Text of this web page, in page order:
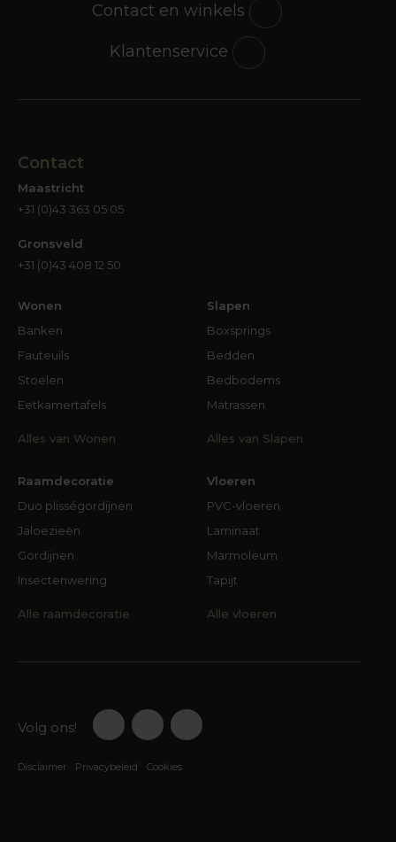
Contact en winkels
Klantenservice
Contact
Maastricht
+31 (0)43 363 05 05
Gronsveld
+31 (0)43 408 12 50
Wonen
Banken
Fauteuils
Stoelen
Eetkamertafels
Alles van Wonen
Slapen
Boxsprings
Bedden
Bedbodems
Matrassen
Alles van Slapen
Raamdecoratie
Duo plisségordijnen
Jaloezieën
Gordijnen
Insectenwering
Alle raamdecoratie
Vloeren
PVC-vloeren
Laminaat
Marmoleum
Tapijt
Alle vloeren
Volg ons!
Disclaimer Privacybeleid Cookies